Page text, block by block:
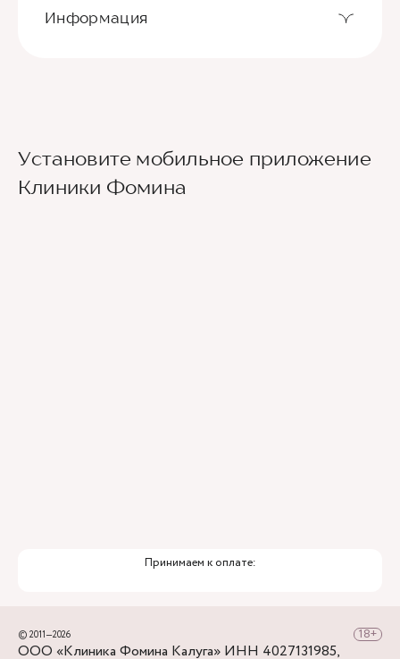
Информация
Ведущие врачи региона
Установите мобильное приложение
Клиники Фомина
Принимаем к оплате:
© 2011—2026
ООО «Клиника Фомина Калуга» ИНН 4027131985,